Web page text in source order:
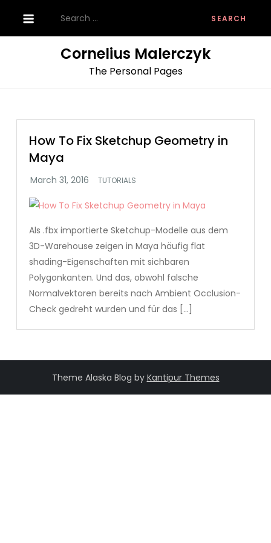
content
for:
Cornelius Malerczyk
The Personal Pages
How To Fix Sketchup Geometry in
Maya
TUTORIALS
Als .fbx importierte Sketchup-Modelle aus dem
3D-Warehouse zeigen in Maya häufig flat
shading-Eigenschaften mit sichbaren
Polygonkanten. Und das, obwohl falsche
Normalvektoren bereits nach Ambient Occlusion-
Check gedreht wurden und für das […]
Theme Alaska Blog by Kantipur Themes